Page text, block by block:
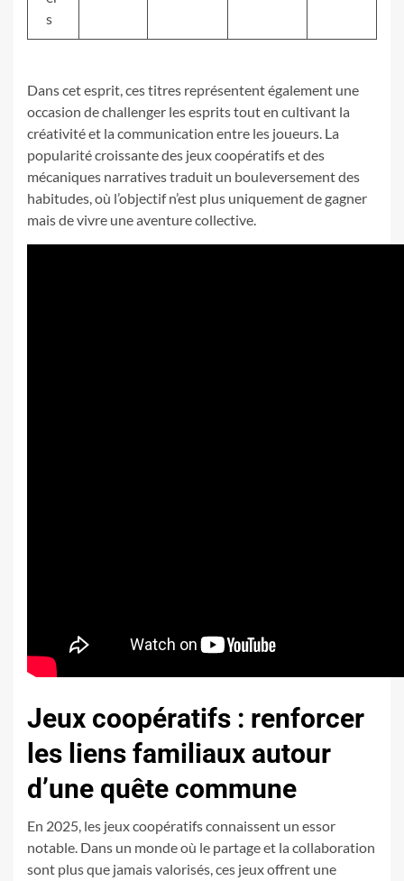
s
Dans cet esprit, ces titres représentent également une
occasion de challenger les esprits tout en cultivant la
créativité et la communication entre les joueurs. La
popularité croissante des jeux coopératifs et des
mécaniques narratives traduit un bouleversement des
habitudes, où l’objectif n’est plus uniquement de gagner
mais de vivre une aventure collective.
Jeux coopératifs : renforcer
les liens familiaux autour
d’une quête commune
En 2025, les jeux coopératifs connaissent un essor
notable. Dans un monde où le partage et la collaboration
sont plus que jamais valorisés, ces jeux offrent une